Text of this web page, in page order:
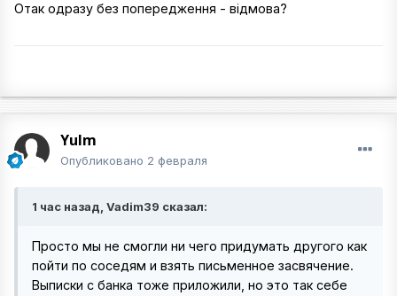
Отак одразу без попередження - відмова?
Yulm
Опубликовано 2 февраля
1 час назад, Vadim39 сказал:
Просто мы не смогли ни чего придумать другого как
пойти по соседям и взять письменное засвячение.
Выписки с банка тоже приложили, но это так себе